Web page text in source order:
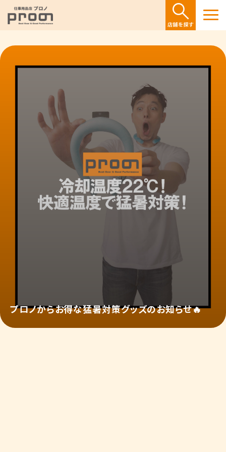
プロノからお得な猛暑対策グッズのお知らせ🔥